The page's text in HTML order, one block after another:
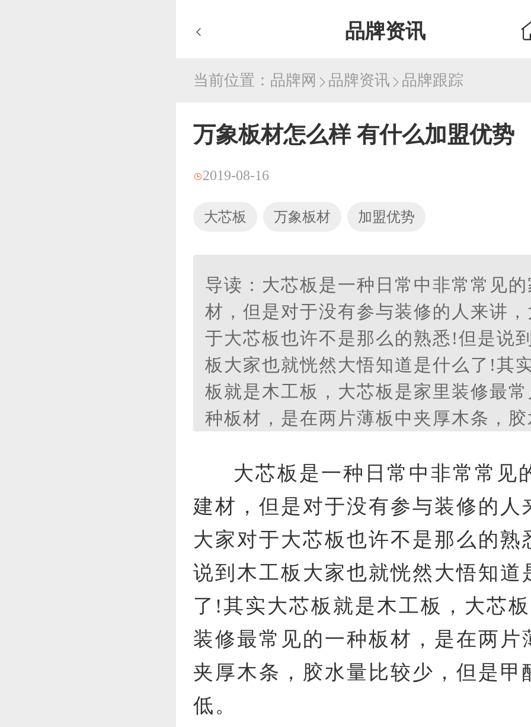
品牌资讯
当前位置： 品牌网 品牌资讯 品牌跟踪
万象板材怎么样 有什么加盟优势
2019-08-16
大芯板 万象板材 加盟优势
导读：大芯板是一种日常中非常常见
材，但是对于没有参与装修的人来讲
于大芯板也许不是那么的熟悉!但是说
板大家也就恍然大悟知道是什么了!其
板就是木工板，大芯板是家里装修最
种板材，是在两片薄板中夹厚木条，
大芯板是一种日常中非常常见
建材，但是对于没有参与装修的人
大家对于大芯板也许不是那么的熟
说到木工板大家也就恍然大悟知道
了!其实大芯板就是木工板，大芯
装修最常见的一种板材，是在两片
夹厚木条，胶水量比较少，但是甲
低。